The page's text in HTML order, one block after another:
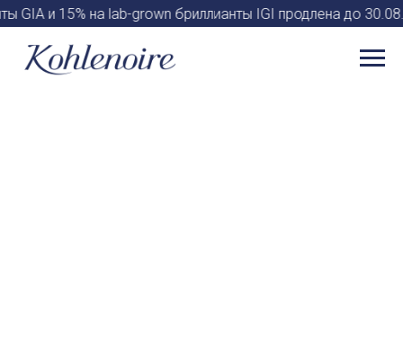
GIA и 15% на lab-grown бриллианты IGI продлена до